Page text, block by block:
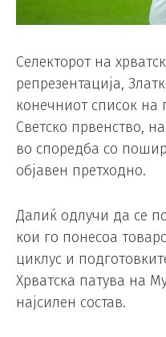
Селекторот на
репрезентација,
конечниот список на
Светско првенство,
во споредба со
објавен претходно.
Далиќ одлучи да се
кои го понесоа
циклус и
Хрватска патува на
најсилен состав.